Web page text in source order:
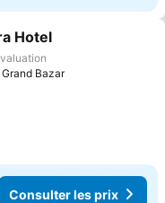
à mes favoris
Hotel
Grand Bazar
Consulter les prix